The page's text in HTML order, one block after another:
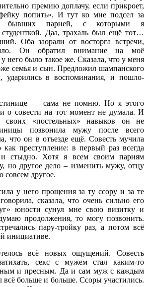
премию доплачу, если прикроет,
попить». И тут ко мне подсел за
бывших парней, с которыми я
студенткой. Даа, трахаль был ещё тот…
Оба заорали от восторга встречи,
Он обратил внимание на моё
него было такое же. Сказала, что у меня
семья и сын. Предложил шампанского
ударились в воспоминания, и пошло-
— сама не помню. Но я этого
и о совести на тот момент не думала. И
своих «постельных» навыков он не
позвонила мужу после всего
что он в отъезде ещё. Совесть мучила
преступление: в первый раз всегда
и стыдно. Хотя я всем своим парням
но другое дело – изменить мужу, отцу
совсем другое.
у него прощения за ту ссору и за те
сказала, что очень сильно его
юности сунул мне свою визитку и
продолжения, то могу позвонить.
пару-тройку раз, а потом всё
инициативе.
всё новых ощущений. Совесть
секс с мужем стал каким-то
и пресным. Да и сам муж с каждым
всё больше и больше. Ссоры участились.